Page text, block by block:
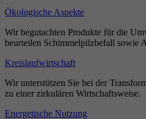
Ökologische Aspekte
Wir begutachten Produkte für die
beurteilen Schimmelpilzbefall sowie
Kreislaufwirtschaft
Wir unterstützen Sie bei der
zu einer zirkulären Wirtschaftsweise.
Energetische Nutzung